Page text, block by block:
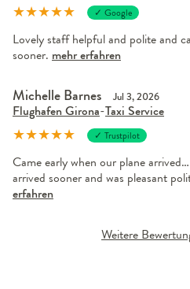
★★★★★ ✓ Google
Lovely staff helpful and polite and
sooner. mehr erfahren
Michelle Barnes Jul 3, 2026
Flughafen Girona-Taxi Service
★★★★★ ✓ Trustpilot
Came early when our plane
arrived sooner and was pleasant
erfahren
Weitere